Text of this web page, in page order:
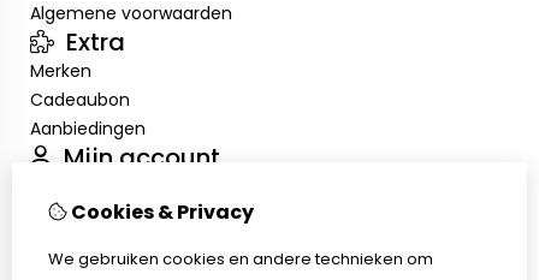
Algemene voorwaarden
Extra
Merken
Cadeaubon
Aanbiedingen
Mijn account
Bestelhistorie
Nieuwsbrief
Cookies & Privacy
We gebruiken cookies en andere technieken om